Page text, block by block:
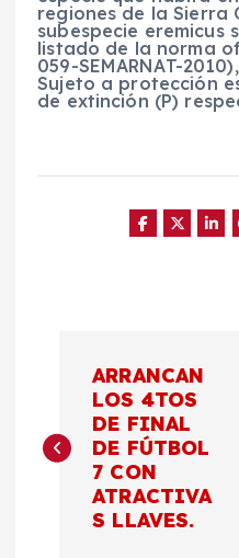
regiones de la Sierra
subespecie eremicus
listado de la norma
059-SEMARNAT-
Sujeto a protección
de extinción (P)
v
ARRANCAN
LOS 4TOS
DE FINAL
DE FÚTBOL
7 CON
ATRACTIVA
S LLAVES.